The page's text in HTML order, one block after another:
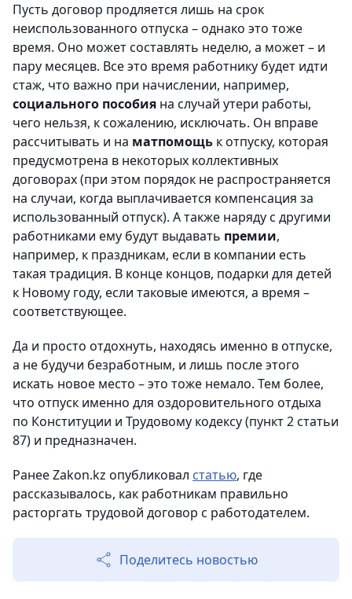
Пусть договор продляется лишь на срок
неиспользованного отпуска – однако это тоже
время. Оно может составлять неделю, а может – и
пару месяцев. Все это время работнику будет идти
стаж, что важно при начислении, например,
социального пособия на случай утери работы,
чего нельзя, к сожалению, исключать. Он вправе
рассчитывать и на матпомощь к отпуску, которая
предусмотрена в некоторых коллективных
договорах (при этом порядок не распространяется
на случаи, когда выплачивается компенсация за
использованный отпуск). А также наряду с другими
работниками ему будут выдавать премии,
например, к праздникам, если в компании есть
такая традиция. В конце концов, подарки для детей
к Новому году, если таковые имеются, а время –
соответствующее.
Да и просто отдохнуть, находясь именно в отпуске,
а не будучи безработным, и лишь после этого
искать новое место – это тоже немало. Тем более,
что отпуск именно для оздоровительного отдыха
по Конституции и Трудовому кодексу (пункт 2 статьи
87) и предназначен.
Ранее Zakon.kz опубликовал статью, где
рассказывалось, как работникам правильно
расторгать трудовой договор с работодателем.
Поделитесь новостью